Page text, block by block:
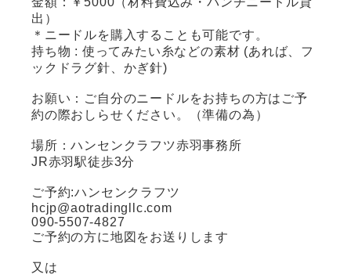
出）
＊ニードルを購入することも可能です。
持ち物 : 使ってみたい糸などの素材 (あれば、フ
ックドラグ針、かぎ針)
お願い：ご自分のニードルをお持ちの方はご予
約の際おしらせください。（準備の為）
場所：ハンセンクラフツ赤羽事務所
JR赤羽駅徒歩3分
ご予約:ハンセンクラフツ
hcjp@aotradingllc.com
090-5507-4827
ご予約の方に地図をお送りします
又は